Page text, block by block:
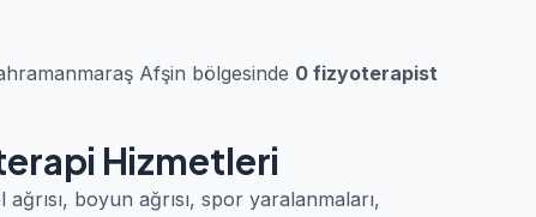
Afşin bölgesinde 0 fizyoterapist
Hizmetleri
boyun ağrısı, spor yaralanmaları,